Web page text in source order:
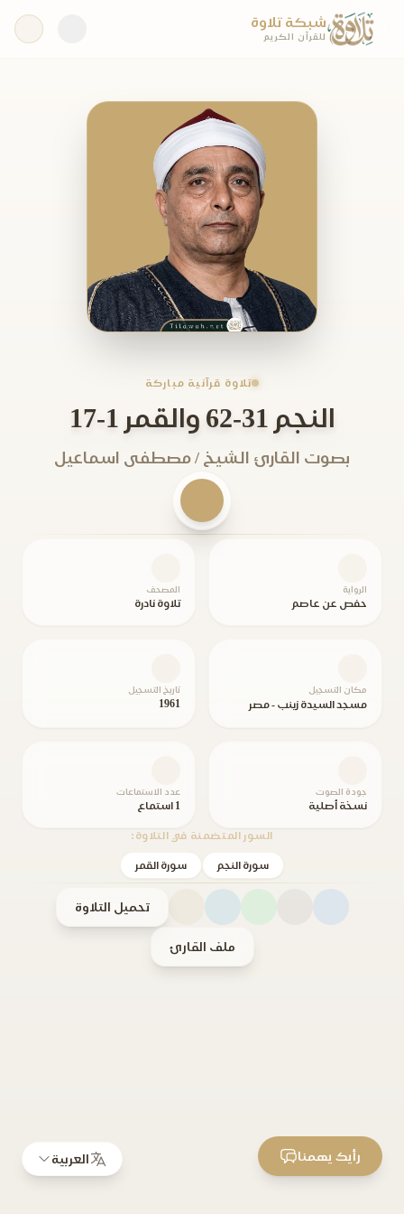
شبكة تلاوة
للقرآن الكريم
تلاوة قرآنية مباركة
النجم 31-62 والقمر 1-17
بصوت القارئ الشيخ / مصطفى اسماعيل
الرواية
حفص عن عاصم
المصحف
تلاوة نادرة
مكان التسجيل
مسجد السيدة زينب - مصر
تاريخ التسجيل
1961
جودة الصوت
نسخة أصلية
عدد الاستماعات
1 استماع
السور المتضمنة في التلاوة:
سورة النجم سورة القمر
تحميل التلاوة
ملف القارئ
العربية رأيك يهمنا